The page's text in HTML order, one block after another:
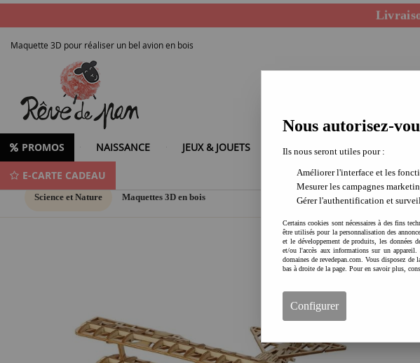
Maquette 3D pour réaliser un bel avion en bois
PROMOS NAISSANCE JEUX & JOUETS LOISIRS CREATIFS
E-CARTE CADEAU
Science et Nature Maquettes 3D en bois
Nous autorisez-
Ils nous seront utiles pour :
Améliorer l'interface et les
Mesurer les campagnes
Gérer l'authentification et
Certains cookies sont nécessaires à des fins
être utilisés pour la personnalisation des
et le développement de produits, les données
et/ou l'accès aux informations sur un
domaines de revedepan.com. Vous disposez
bas à droite de la page. Pour en savoir plus,
Configurer